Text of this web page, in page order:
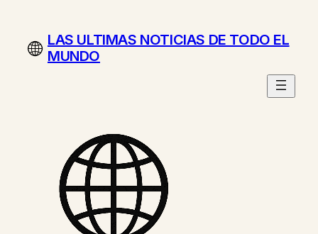
contenidoLAS ULTIMAS NOTICIAS DE TODO EL
MUNDO